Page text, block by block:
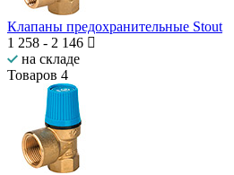
Клапаны предохранительные Stout
1 258 - 2 146
на складе
Товаров 4